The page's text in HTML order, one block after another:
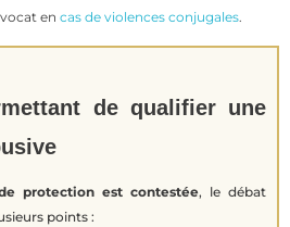
en cas de violences conjugales.
de qualifier une
protection est contestée, le débat
points :